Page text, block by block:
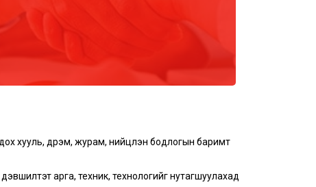
хууль, дүрэм, журам, нийцүүлэн бодлогын баримт
арга, техник, технологийг нутагшуулахад